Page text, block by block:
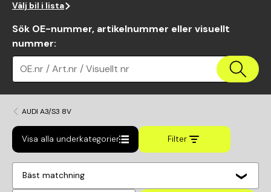
Välj bil i lista
Sök OE-nummer, artikelnummer eller visuellt
nummer:
OE.nr / Art.nr / Visuellt nr
AUDI A3/S3 8V
Visa alla underkategorier Filter
Bäst matchning